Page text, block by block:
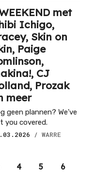
met
Ichigo,
Skin on
Paige
CJ
Prozak
meer
geen plannen? We've
you covered.
/ WARRE
Pagina
4 Pagina
5 Pagina
6